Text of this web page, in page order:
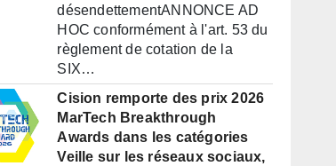
désendettementANNONCE AD
HOC conformément à l'art. 53 du
règlement de cotation de la
SIX…
Cision remporte des prix 2026
MarTech Breakthrough
Awards dans les catégories
Veille sur les réseaux sociaux,